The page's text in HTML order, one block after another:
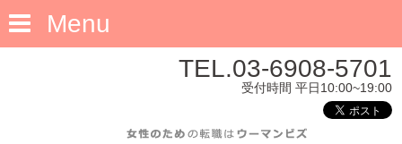
Menu
TEL.03-6908-5701
受付時間 平日10:00~19:00